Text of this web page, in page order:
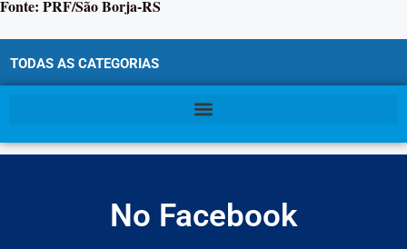
Fonte: PRF/São Borja-RS
TODAS AS CATEGORIAS
No Facebook